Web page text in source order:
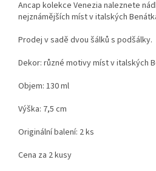
Ancap kolekce Venezia naleznete
nejznámějších míst v italských
Prodej v sadě dvou šálků s podšálky.
Dekor: různé motivy míst v italských
Objem: 130 ml
Výška: 7,5 cm
Originální balení: 2 ks
Cena za 2 kusy